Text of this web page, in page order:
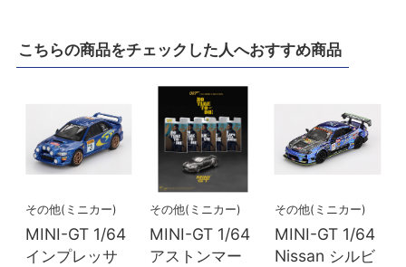
こちらの商品をチェックした人へおすすめ商品
その他(ミニカー)
MINI-GT 1/64
インプレッサ
その他(ミニカー)
MINI-GT 1/64
アストンマー
その他(ミニカー)
MINI-GT 1/64
Nissan シルビ